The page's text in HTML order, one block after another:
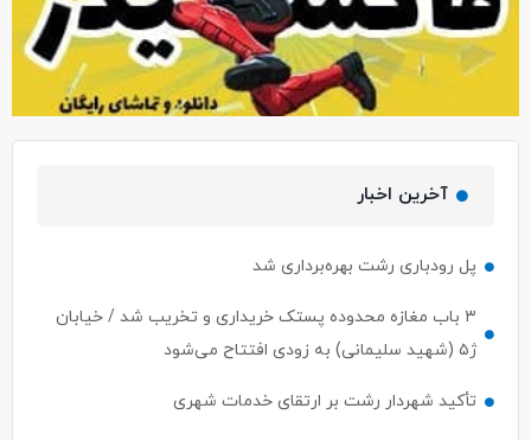
آخرین اخبار
پل رودباری رشت بهره‌برداری شد
۳ باب مغازه محدوده پستک خریداری و تخریب شد / خیابان
ژ۵ (شهید سلیمانی) به زودی افتتاح می‌شود
تأکید شهردار رشت بر ارتقای خدمات شهری